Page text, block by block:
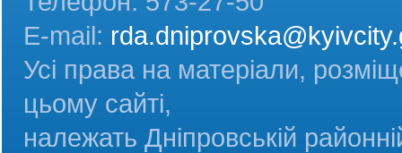
E-mail:
Усі права на матеріали,
цьому сайті,
належать Дніпровській